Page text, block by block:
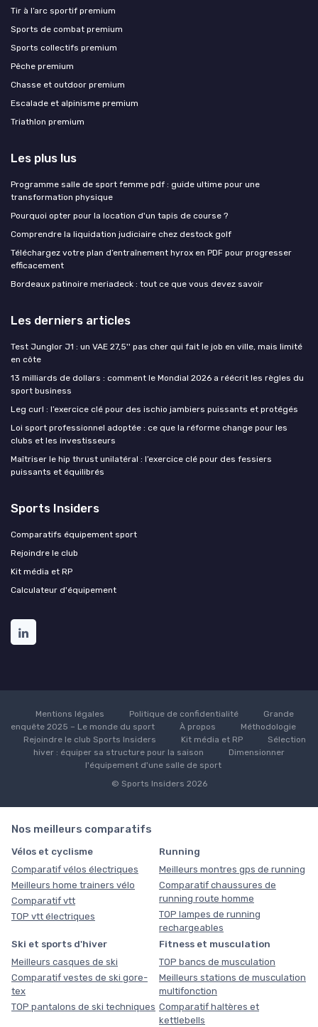
Tir à l’arc sportif premium
Sports de combat premium
Sports collectifs premium
Pêche premium
Chasse et outdoor premium
Escalade et alpinisme premium
Triathlon premium
Les plus lus
Programme salle de sport femme pdf : guide ultime pour une
transformation physique
Pourquoi opter pour la location d'un tapis de course ?
Comprendre la liquidation judiciaire chez destock golf
Téléchargez votre plan d’entraînement hyrox en PDF pour progresser
efficacement
Bordeaux patinoire meriadeck : tout ce que vous devez savoir
Les derniers articles
Test Junglor J1 : un VAE 27,5'' pas cher qui fait le job en ville, mais limité
en côte
13 milliards de dollars : comment le Mondial 2026 a réécrit les règles du
sport business
Leg curl : l’exercice clé pour des ischio jambiers puissants et protégés
Loi sport professionnel adoptée : ce que la réforme change pour les
clubs et les investisseurs
Maîtriser le hip thrust unilatéral : l’exercice clé pour des fessiers
puissants et équilibrés
Sports Insiders
Comparatifs équipement sport
Rejoindre le club
Kit média et RP
Calculateur d'équipement
Mentions légales Politique de confidentialité
Grande
enquête 2025 – Le monde du sport
À propos
Méthodologie
Rejoindre le club Sports Insiders
Kit média et RP
Sélection
hiver : équiper sa structure pour la saison
Dimensionner
l'équipement d'une salle de sport
© Sports Insiders 2026
Nos meilleurs comparatifs
Vélos et cyclisme
Comparatif vélos électriques
Meilleurs home trainers vélo
Comparatif vtt
TOP vtt électriques
Running
Meilleurs montres gps de running
Comparatif chaussures de
running route homme
TOP lampes de running
rechargeables
Ski et sports d'hiver
Meilleurs casques de ski
Comparatif vestes de ski gore-
tex
TOP pantalons de ski techniques
Fitness et musculation
TOP bancs de musculation
Meilleurs stations de musculation
multifonction
Comparatif haltères et
kettlebells